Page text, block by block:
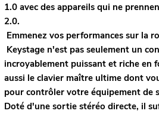
1.0 avec des appareils qui ne
2.0.
Emmenez vos performances sur la
Keystage n'est pas seulement un
incroyablement puissant et riche en
aussi le clavier maître ultime dont
pour contrôler votre équipement de
Doté d'une sortie stéréo directe, il